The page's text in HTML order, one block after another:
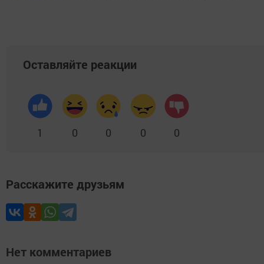
Оставляйте реакции
1 0 0 0 0
Расскажите друзьям
Нет комментариев